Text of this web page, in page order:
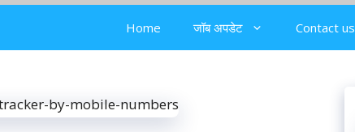
Home जॉब अपडेट Contact us